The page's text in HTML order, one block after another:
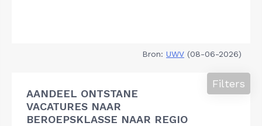
Bron: UWV (08-06-2026)
AANDEEL ONTSTANE
VACATURES NAAR
BEROEPSKLASSE NAAR REGIO
Filters